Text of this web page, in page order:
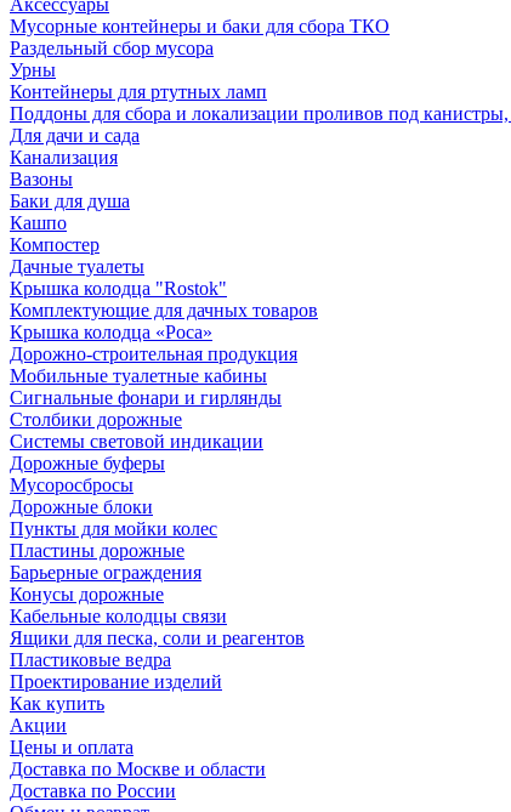
Аксессуары
Мусорные контейнеры и баки для сбора ТКО
Раздельный сбор мусора
Урны
Контейнеры для ртутных ламп
Поддоны для сбора и локализации проливов под
Для дачи и сада
Канализация
Вазоны
Баки для душа
Кашпо
Компостер
Дачные туалеты
Крышка колодца "Rostok"
Комплектующие для дачных товаров
Крышка колодца «Роса»
Дорожно-строительная продукция
Мобильные туалетные кабины
Сигнальные фонари и гирлянды
Столбики дорожные
Системы световой индикации
Дорожные буферы
Мусоросбросы
Дорожные блоки
Пункты для мойки колес
Пластины дорожные
Барьерные ограждения
Конусы дорожные
Кабельные колодцы связи
Ящики для песка, соли и реагентов
Пластиковые ведра
Проектирование изделий
Как купить
Акции
Цены и оплата
Доставка по Москве и области
Доставка по России